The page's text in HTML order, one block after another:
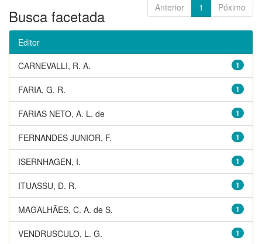
Anterior 1 Póximo
Busca facetada
Editor
1
CARNEVALLI, R. A.
1
FARIA, G. R.
1
FARIAS NETO, A. L. de
1
FERNANDES JUNIOR, F.
1
ISERNHAGEN, I.
1
ITUASSU, D. R.
1
MAGALHÃES, C. A. de S.
1
VENDRUSCULO, L. G.